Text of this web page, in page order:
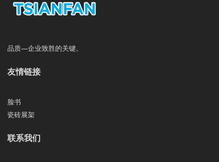
品质—企业致胜的关键。
友情链接
脸书
瓷砖展架
联系我们